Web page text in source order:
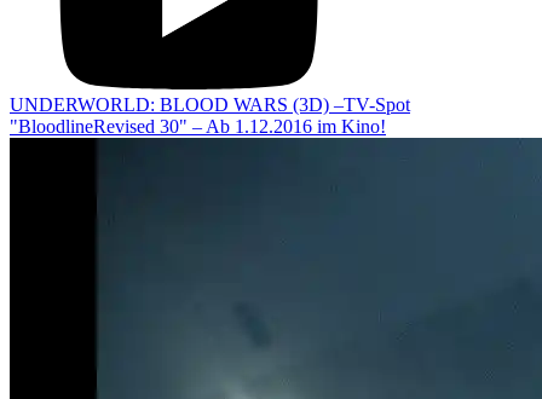
UNDERWORLD: BLOOD WARS (3D) –TV-Spot
"BloodlineRevised 30" – Ab 1.12.2016 im Kino!